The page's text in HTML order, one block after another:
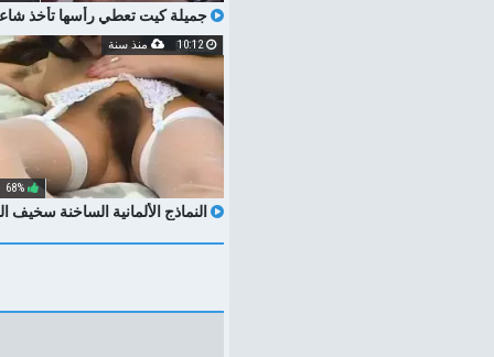
جميلة كيت تعطي رأسها تأخذ
النماذج الألمانية الساخنة سخيف
68%
10:12 منذ سنة